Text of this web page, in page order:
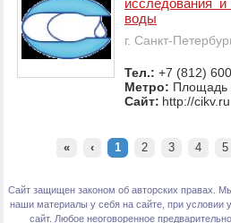
исследования и
воды
г. Санкт-
Тел.: +7 (812)
Метро: Площадь
Сайт: http://cikv.ru
« ‹ 1 2 3 4 5
Сайт защищен законом об авторских правах.
наши материалы у себя на сайте, при условии
сайт. Любое неоговоренное